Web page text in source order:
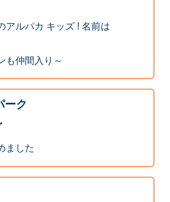
アルパカ キッズ ! 名前は
も仲間入り～
ーク
ました